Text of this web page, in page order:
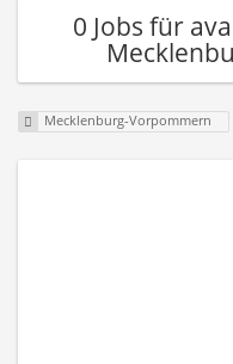
0 Jobs für
Mecklenburg-Vorpommern